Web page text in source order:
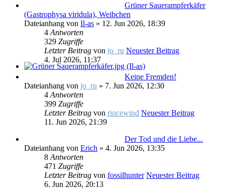
Grüner Sauerampferkäfer
(Gastrophysa viridula), Weibchen
Dateianhang von Il-as » 12. Jun 2026, 18:39
4 Antworten
329 Zugriffe
Letzter Beitrag von jo_ru Neuester Beitrag
4. Jul 2026, 11:37
Keine Fremden!
Dateianhang von jo_ru » 7. Jun 2026, 12:30
4 Antworten
399 Zugriffe
Letzter Beitrag von rincewind Neuester Beitrag
11. Jun 2026, 21:39
Der Tod und die Liebe...
Dateianhang von Erich » 4. Jun 2026, 13:35
8 Antworten
471 Zugriffe
Letzter Beitrag von fossilhunter Neuester Beitrag
6. Jun 2026, 20:13